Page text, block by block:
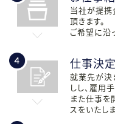
当社が提携
頂きます。
ご希望に沿
仕事決
就業先が決
しし、雇用
また仕事を
スをいたしま